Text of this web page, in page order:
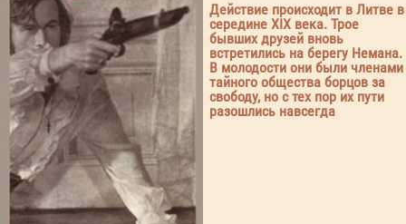
Действие происходит в Литве в
середине XIX века. Трое
бывших друзей вновь
встретились на берегу Немана.
В молодости они были членами
тайного общества борцов за
свободу, но с тех пор их пути
разошлись навсегда